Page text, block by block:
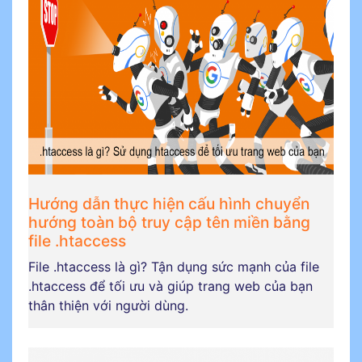
Hướng dẫn thực hiện cấu hình chuyển
hướng toàn bộ truy cập tên miền bằng
file .htaccess
File .htaccess là gì? Tận dụng sức mạnh của file
.htaccess để tối ưu và giúp trang web của bạn
thân thiện với người dùng.